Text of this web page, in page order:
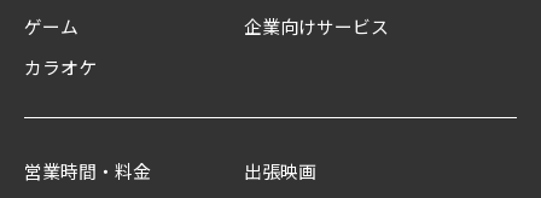
ゲーム
カラオケ
企業向けサービス
営業時間・料金 出張映画